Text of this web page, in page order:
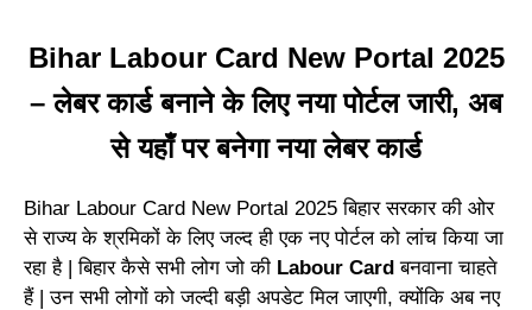
Bihar Labour Card New Portal 2025
– लेबर कार्ड बनाने के लिए नया पोर्टल जारी, अब
से यहाँ पर बनेगा नया लेबर कार्ड
Bihar Labour Card New Portal 2025 बिहार सरकार की ओर
से राज्य के श्रमिकों के लिए जल्द ही एक नए पोर्टल को लांच किया जा
रहा है | बिहार कैसे सभी लोग जो की Labour Cardबनवाना चाहते
हैं | उन सभी लोगों को जल्दी बड़ी अपडेट मिल जाएगी, क्योंकि अब नए